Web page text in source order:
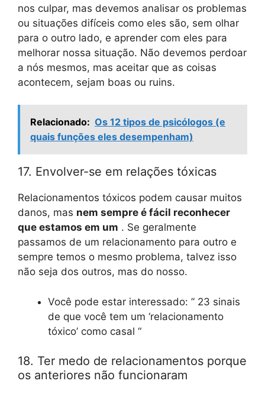
nos culpar, mas devemos analisar os problemas
ou situações difíceis como eles são, sem olhar
para o outro lado, e aprender com eles para
melhorar nossa situação. Não devemos perdoar
a nós mesmos, mas aceitar que as coisas
acontecem, sejam boas ou ruins.
Relacionado: Os 12 tipos de psicólogos (e
quais funções eles desempenham)
17. Envolver-se em relações tóxicas
Relacionamentos tóxicos podem causar muitos
danos, mas nem sempre é fácil reconhecer
que estamos em um . Se geralmente
passamos de um relacionamento para outro e
sempre temos o mesmo problema, talvez isso
não seja dos outros, mas do nosso.
Você pode estar interessado: ” 23 sinais
de que você tem um ‘relacionamento
tóxico’ como casal “
18. Ter medo de relacionamentos porque
os anteriores não funcionaram